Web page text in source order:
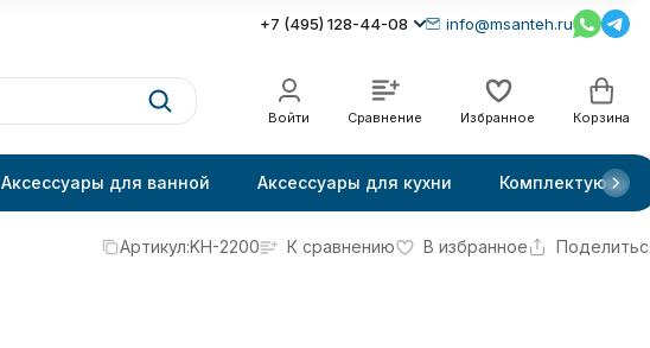
+7 (495) 128-44-08 info@msanteh.ru
Войти Сравнение Избранное Корзина
Аксессуары для ванной Аксессуары для кухни Комплектующие
Артикул:KH-2200 К сравнению В избранное